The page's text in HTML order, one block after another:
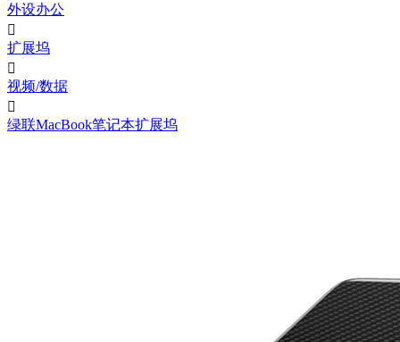
外设办公

扩展坞

视频/数据

绿联MacBook笔记本扩展坞